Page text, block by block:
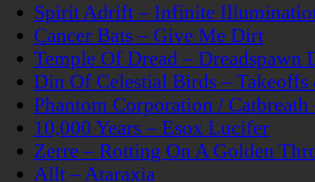
Spirit Adrift – Infinite
Cancer Bats – Give Me Dirt
Temple Of Dread – Dreadspawn
Din Of Celestial Birds –
Phantom Corporation /
10,000 Years – Esox Lucifer
Zerre – Rotting On A Golden
Allt – Ataraxia